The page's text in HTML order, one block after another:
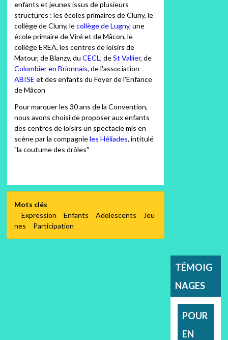
enfants et jeunes issus de plusieurs
structures : les écoles primaires de Cluny, le
collège de Cluny, lecollège de Lugny, une
école primaire de Viré et de Mâcon, le
collège EREA, les centres de loisirs de
Matour, de Blanzy, du CECL, deSt Vallier, de
Colombier en Brionnais, de l'association
ABISE et des enfants du Foyer de l'Enfance
de Mâcon
Pour marquer les 30 ans de la Convention,
nous avons choisi de proposer aux enfants
des centres de loisirs un spectacle mis en
scène par la compagnieles Héliades, intitulé
"la coutume des drôles"
Mots clés
Expression
Enfants Adolescents
Jeu
nes
Participation
TÉMOIG
NAGES
POUR
EN